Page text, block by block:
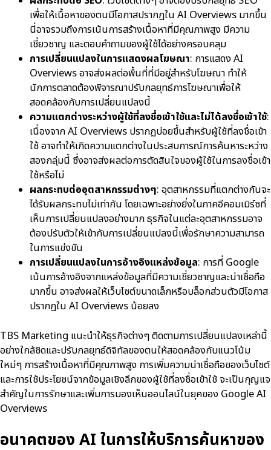
เพื่อให้เนื้อหาของตนมีโอกาสปรากฏใน AI Overviews มากขึ้น
นี่อาจรวมถึงการเน้นการสร้างเนื้อหาที่มีคุณภาพสูง มีความ
เชี่ยวชาญ และตอบคำถามของผู้ใช้ได้อย่างครอบคลุม
การเปลี่ยนแปลงในการแสดงผลโฆษณา: การแสดง AI
Overviews อาจส่งผลต่อพื้นที่ที่มีอยู่สำหรับโฆษณา ทำให้
นักการตลาดต้องพิจารณาปรับกลยุทธ์การโฆษณาเพื่อให้
สอดคล้องกับการเปลี่ยนแปลงนี้
ความแตกต่างระหว่างผู้ใช้ที่ลงชื่อเข้าใช้และไม่ได้ลงชื่อเข้าใช้:
เนื่องจาก AI Overviews ปรากฏบ่อยขึ้นสำหรับผู้ใช้ที่ลงชื่อเข้า
ใช้ อาจทำให้เกิดความแตกต่างในประสบการณ์การค้นหาระหว่าง
สองกลุ่มนี้ ซึ่งอาจส่งผลต่อการตัดสินใจของผู้ใช้ในการลงชื่อเข้า
ใช้หรือไม่
ผลกระทบต่ออุตสาหกรรมต่างๆ: อุตสาหกรรมที่แตกต่างกันจะ
ได้รับผลกระทบไม่เท่ากัน โดยเฉพาะอย่างยิ่งในภาคอีคอมเมิร์ซที่
เห็นการเปลี่ยนแปลงอย่างมาก ธุรกิจในแต่ละอุตสาหกรรมอาจ
ต้องปรับตัวให้เข้ากับการเปลี่ยนแปลงนี้เพื่อรักษาความสามารถ
ในการแข่งขัน
การเปลี่ยนแปลงในการอ้างอิงแหล่งข้อมูล: การที่ Google
เน้นการอ้างอิงจากแหล่งข้อมูลที่มีความเชี่ยวชาญและน่าเชื่อถือ
มากขึ้น อาจส่งผลให้เว็บไซต์ขนาดเล็กหรือบล็อกส่วนตัวมีโอกาส
ปรากฏใน AI Overviews น้อยลง
TBS Marketing แนะนำให้ธุรกิจต่างๆ ติดตามการเปลี่ยนแปลงเหล่านี้
อย่างใกล้ชิดและปรับกลยุทธ์ดิจิทัลของตนให้สอดคล้องกับแนวโน้ม
ใหม่ๆ การสร้างเนื้อหาที่มีคุณภาพสูง การเพิ่มความน่าเชื่อถือของเว็บไซต์
และการใช้ประโยชน์จากข้อมูลเชิงลึกของผู้ใช้ที่ลงชื่อเข้าใช้ จะเป็นกุญแจ
สำคัญในการรักษาและเพิ่มการมองเห็นออนไลน์ในยุคของ Google AI
Overviews
อนาคตของ AI ในการให้บริการค้นหาของ